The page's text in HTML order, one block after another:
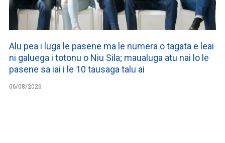
Alu pea i luga le pasene ma le numera o tagata e leai
ni galuega i totonu o Niu Sila; maualuga atu nai lo le
pasene sa iai i le 10 tausaga talu ai
06/08/2026